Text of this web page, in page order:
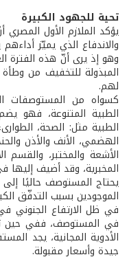
تحية للجهود الكبيرة
يؤكد الملازم الأول
والاندفاع الذي يميّز
وهو إذ يرى أنّ هذه الفترة
المبذولة للتخفيف من وطأة
لهم.
كسواه من المستوصفات
الطبية المتنوعة، فهو
الطبية مثل: الصحة،
الهضمي، الأنف والأذن
المخبرية، وقد أضيف إليها
يحتاج المستوصف حاليًا
الموجودين بسبب التدفّق
في ظل الارتفاع الجنوني
في المستوصف، ففي حين
الأدوية المجانية، يجد
جيدة وأسعار مقبولة.